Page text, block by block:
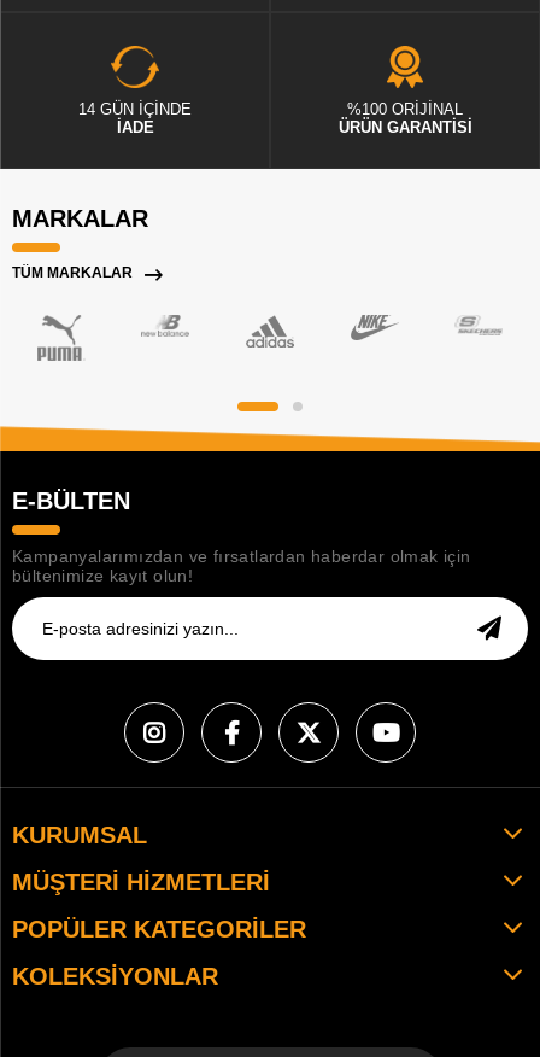
14 GÜN İÇİNDE
İADE
%100 ORİJİNAL
ÜRÜN GARANTİSİ
MARKALAR
TÜM MARKALAR
E-BÜLTEN
Kampanyalarımızdan ve fırsatlardan haberdar olmak için
bültenimize kayıt olun!
KURUMSAL
MÜŞTERI HIZMETLERI
POPÜLER KATEGORILER
KOLEKSIYONLAR